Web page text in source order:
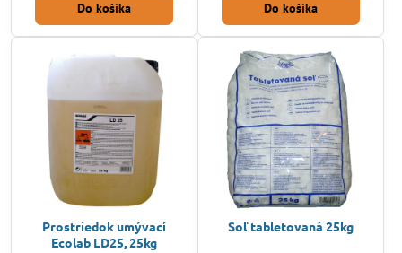
Do košíka Do košíka
Prostriedok umývací
Ecolab LD25, 25kg
Soľ tabletovaná 25kg